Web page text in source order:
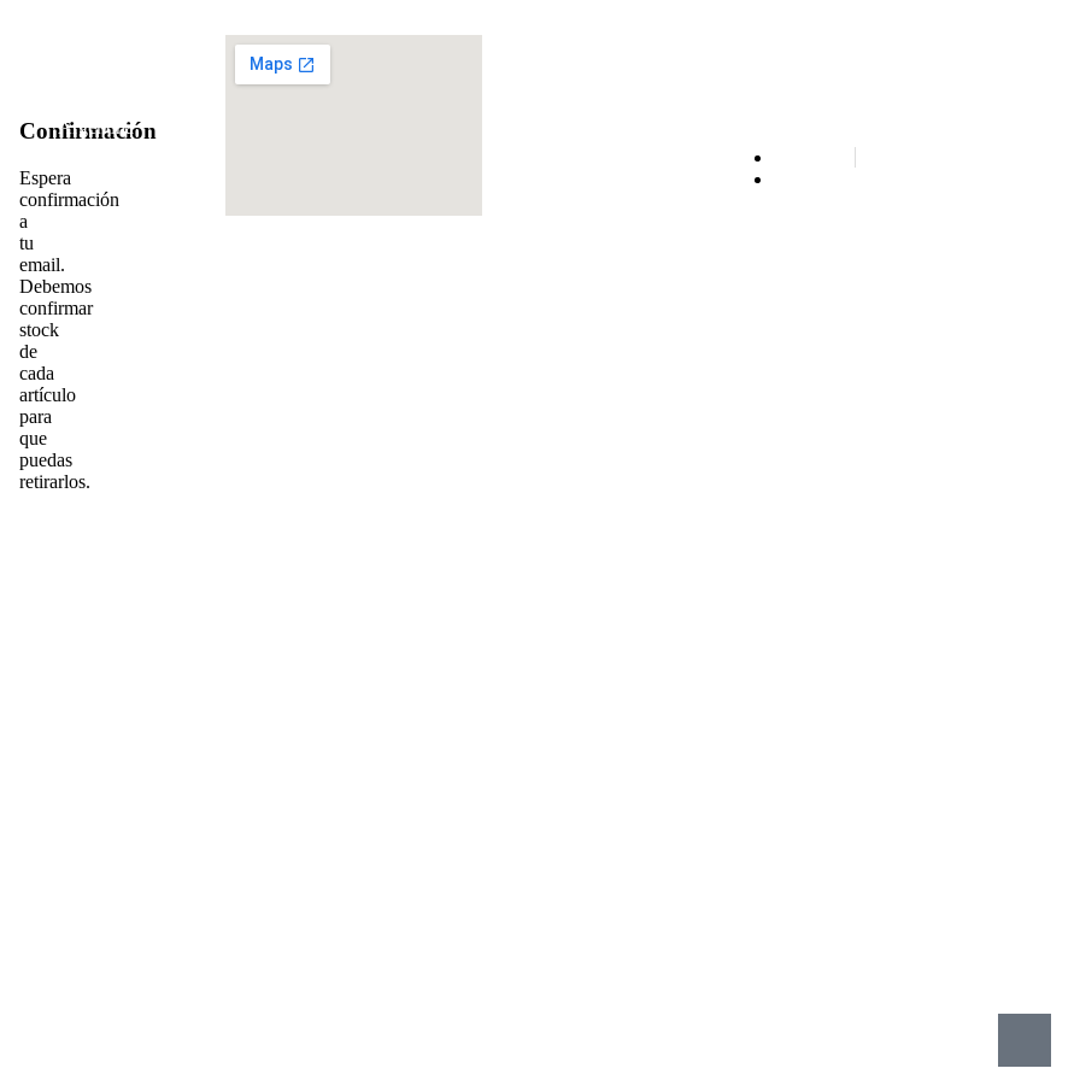
Confirmación
Espera
confirmación
a
tu
email.
Debemos
confirmar
stock
de
cada
artículo
para
que
puedas
retirarlos.
Argentina